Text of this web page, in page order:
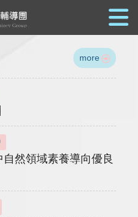
more
然領域素養導向優良